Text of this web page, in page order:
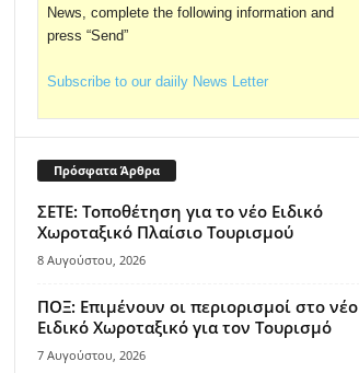
News, complete the following information and
press “Send”
Subscribe to our daiily News Letter
Πρόσφατα Άρθρα
ΣΕΤΕ: Τοποθέτηση για το νέο Ειδικό
Χωροταξικό Πλαίσιο Τουρισμού
8 Αυγούστου, 2026
ΠΟΞ: Επιμένουν οι περιορισμοί στο νέο
Ειδικό Χωροταξικό για τον Τουρισμό
7 Αυγούστου, 2026